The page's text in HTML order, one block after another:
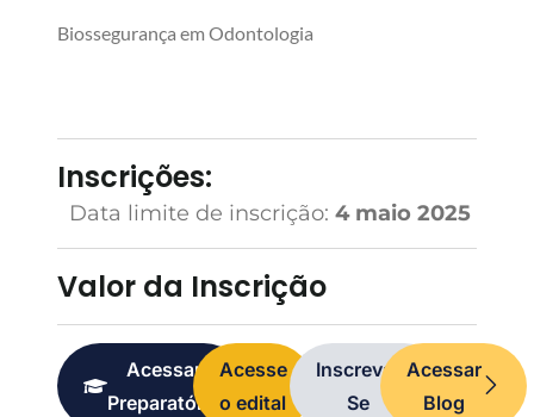
Biossegurança em Odontologia
Inscrições:
Data limite de inscrição: 4 maio 2025
Valor da Inscrição
Acessar
Preparatório
Acesse
o edital
Inscreva-
Se
Acessar
Blog